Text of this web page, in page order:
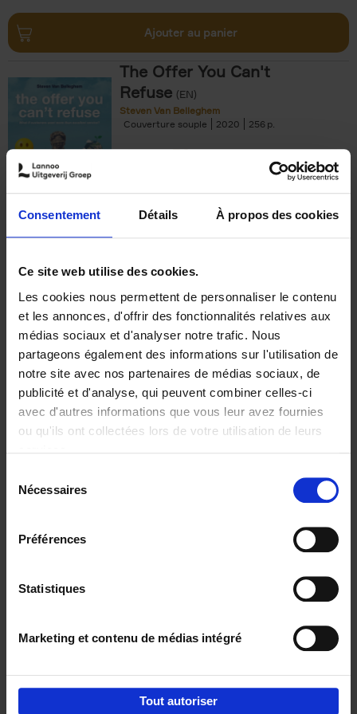
Consentement Détails À propos des cookies
Ce site web utilise des cookies.
Les cookies nous permettent de personnaliser le contenu
et les annonces, d'offrir des fonctionnalités relatives aux
médias sociaux et d'analyser notre trafic. Nous
partageons également des informations sur l'utilisation de
notre site avec nos partenaires de médias sociaux, de
publicité et d'analyse, qui peuvent combiner celles-ci
avec d'autres informations que vous leur avez fournies
ou qu'ils ont collectées lors de votre utilisation de leurs
Nécessaires
Préférences
Statistiques
Marketing et contenu de médias intégré
Tout autoriser
Ajouter au panier
The Offer You Can't
Refuse (EN)
Steven Van Belleghem
Couverture souple
2020 256
€37,50
Building Bonds = Building
Business
Jochen Roef Jozefien De Feyter
Carolien Boom
Couverture souple
2025 200
€29,99
Digital marketing like a PRO -
completely revised edition (EN)